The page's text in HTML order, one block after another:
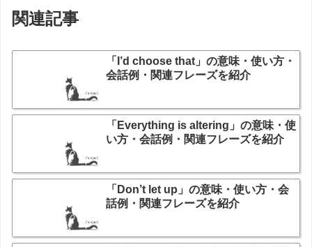
関連記事
「I’d choose that」の意味・使い方・
会話例・関連フレーズを紹介
「Everything is altering」の意味・使
い方・会話例・関連フレーズを紹介
「Don’t let up」の意味・使い方・会
話例・関連フレーズを紹介